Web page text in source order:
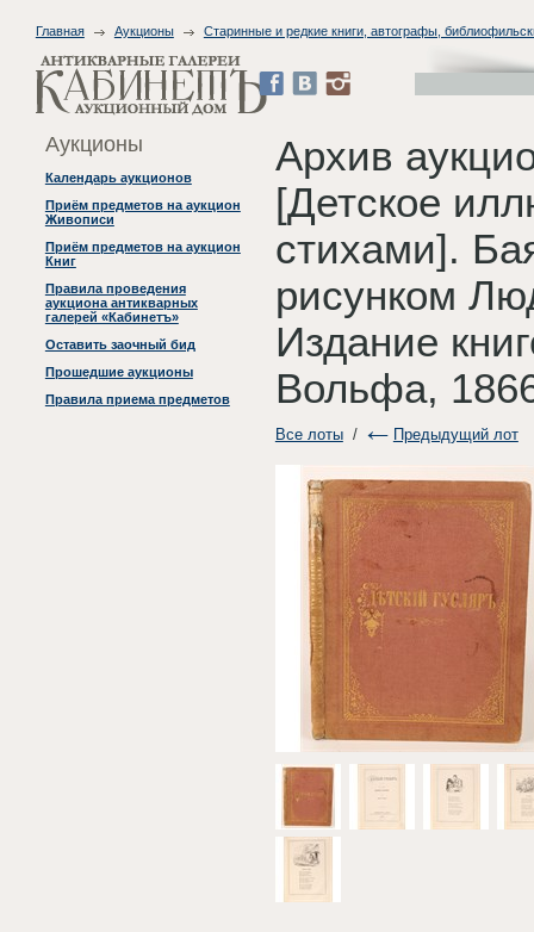
Главная Аукционы Старинные и редкие книги, автографы,
Аукционы
Календарь аукционов
Приём предметов на аукцион
Живописи
Приём предметов на аукцион
Книг
Правила проведения
аукциона антикварных
галерей «Кабинетъ»
Оставить заочный бид
Прошедшие аукционы
Правила приема предметов
Архив
[Детское
стихами].
рисунком
Издание
Вольфа,
Все лоты/ Предыдущий лот